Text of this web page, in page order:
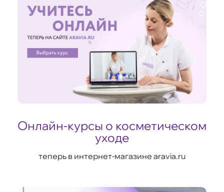
Онлайн-курсы о косметическом
уходе
теперь в интернет-магазине aravia.ru